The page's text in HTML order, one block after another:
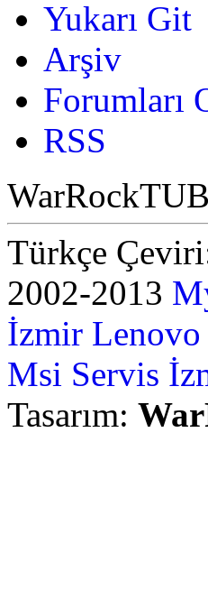
Yukarı Git
Arşiv
Forumları
RSS
Türkçe
2002-2013
İzmir Lenovo
Msi Servis
Tasarım: